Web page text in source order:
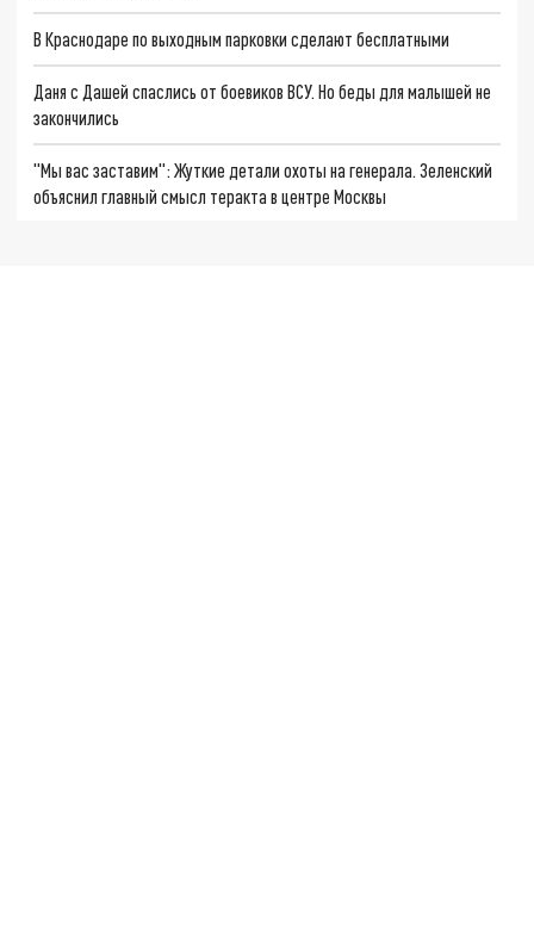
В Краснодаре по выходным парковки сделают бесплатными
Даня с Дашей спаслись от боевиков ВСУ. Но беды для малышей не
закончились
"Мы вас заставим": Жуткие детали охоты на генерала. Зеленский
объяснил главный смысл теракта в центре Москвы